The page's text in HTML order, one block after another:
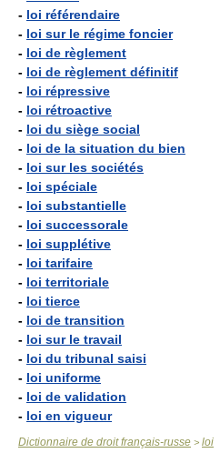
- loi référendaire
- loi sur le régime foncier
- loi de règlement
- loi de règlement définitif
- loi répressive
- loi rétroactive
- loi du siège social
- loi de la situation du bien
- loi sur les sociétés
- loi spéciale
- loi substantielle
- loi successorale
- loi supplétive
- loi tarifaire
- loi territoriale
- loi tierce
- loi de transition
- loi sur le travail
- loi du tribunal saisi
- loi uniforme
- loi de validation
- loi en vigueur
Dictionnaire de droit français-russe > loi